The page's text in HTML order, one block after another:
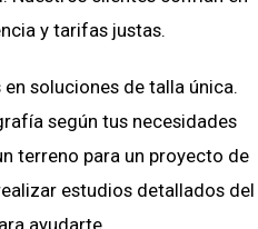
y tarifas justas.
soluciones de talla única.
según tus necesidades
terreno para un proyecto de
estudios detallados del